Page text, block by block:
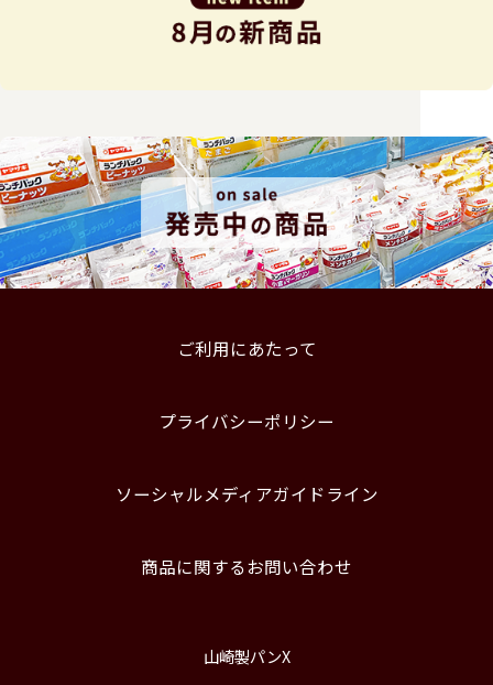
ご利用にあたって
プライバシーポリシー
ソーシャルメディアガイドライン
商品に関するお問い合わせ
山崎製パンX